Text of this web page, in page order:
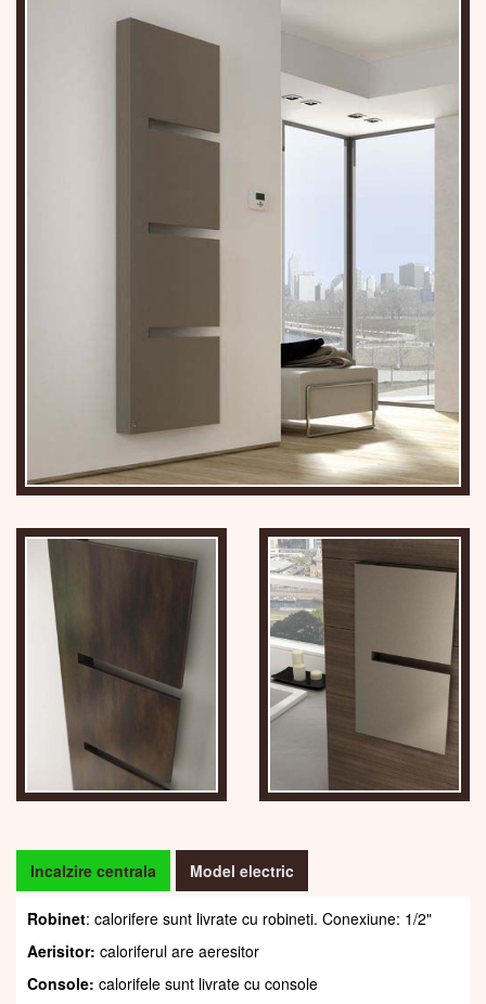
Incalzire centrala Model electric
Robinet: calorifere sunt livrate cu robineti. Conexiune: 1/2"
Aerisitor: caloriferul are aeresitor
Console: calorifele sunt livrate cu console